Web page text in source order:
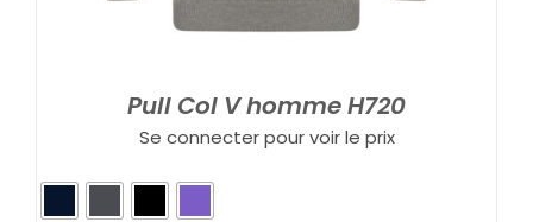
Pull Col V homme H720
Se connecter pour voir le prix